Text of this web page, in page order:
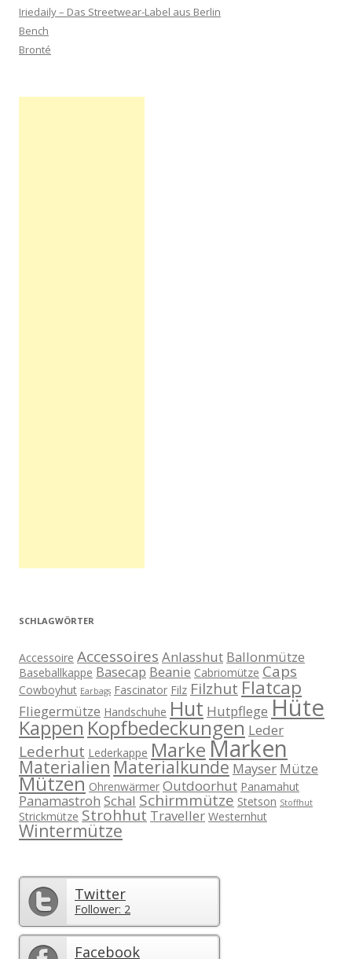
Iriedaily – Das Streetwear-Label aus Berlin
Bench
Bronté
SCHLAGWÖRTER
Accessoire Accessoires Anlasshut Ballonmütze
Baseballkappe Basecap Beanie Cabriomütze Caps
Cowboyhut Earbags Fascinator Filz Filzhut Flatcap
Fliegermütze Handschuhe Hut Hutpflege Hüte
Kappen Kopfbedeckungen Leder
Lederhut Lederkappe MarkeMarken
Materialien Materialkunde Mayser Mütze
Mützen Ohrenwärmer Outdoorhut Panamahut
Panamastroh Schal Schirmmütze Stetson Stoffhut
Strickmütze Strohhut Traveller Westernhut
Wintermütze
Twitter
Follower: 2
Facebook